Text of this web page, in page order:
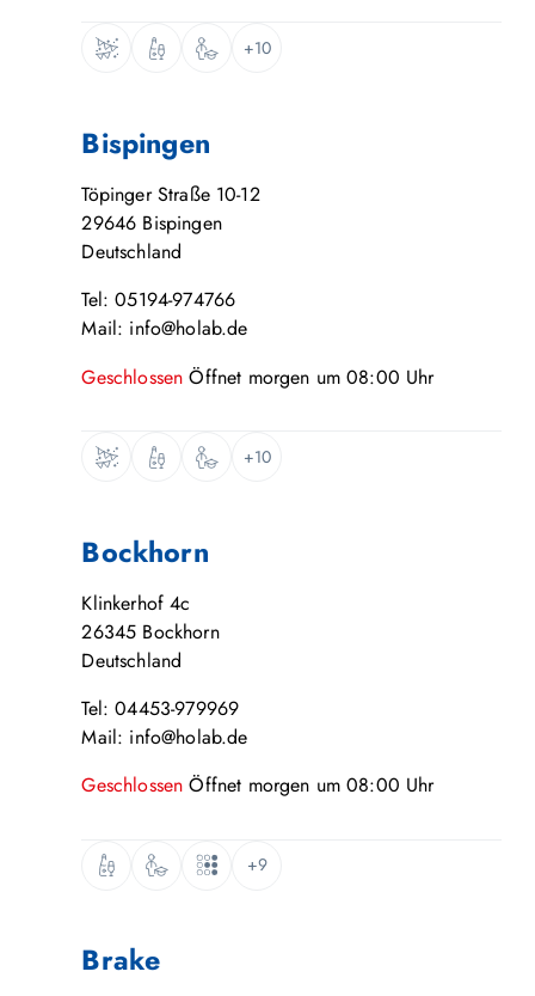
+10
Bispingen
Töpinger Straße 10-12
29646 Bispingen
Deutschland
Tel: 05194-974766
Mail: info@holab.de
GeschlossenÖffnet morgen um08:00 Uhr
+10
Bockhorn
Klinkerhof 4c
26345 Bockhorn
Deutschland
Tel: 04453-979969
Mail: info@holab.de
GeschlossenÖffnet morgen um08:00 Uhr
+9
Brake